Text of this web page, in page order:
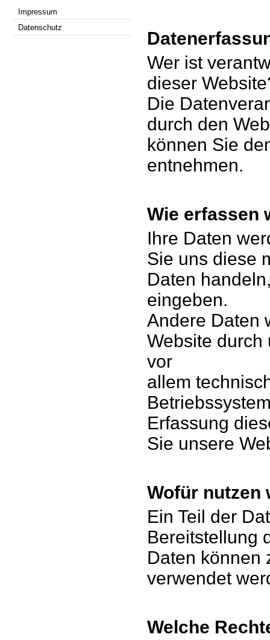
Impressum
Datenschutz
Wer ist
dieser
Die
durch den
können Sie
entnehmen.
Wie erfassen
Ihre Daten
Sie uns diese
Daten
eingeben.
Andere Daten
Website durch
vor
allem
Erfassung
Sie unsere
Wofür nutzen
Ein Teil der
Bereitstellung
Daten können
verwendet
Welche